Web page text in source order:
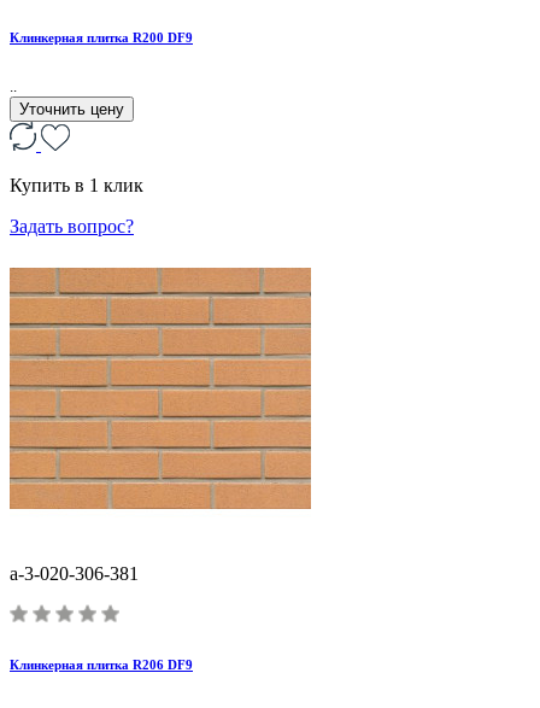
Клинкерная плитка R200 DF9
Уточнить цену
Купить в 1 клик
Задать вопрос?
a-3-020-306-381
Клинкерная плитка R206 DF9